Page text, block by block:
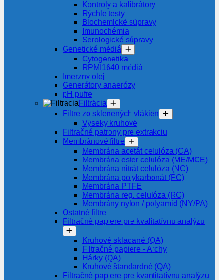
Kontroly a kalibrátory
Rýchle testy
Biochemické súpravy
Imunochémia
Serologické súpravy
Genetické médiá
Cytogenetika
RPMI1640 médiá
Imerzný olej
Generátory anaerózy
pH pufre
Filtrácia
Filtre zo sklenených vlákien
Výseky kruhové
Filtračné patrony pre extrakciu
Membránové filtre
Membrána acetát celulóza (CA)
Membrána ester celulóza (ME/MCE)
Membrána nitrát celulóza (NC)
Membrána polykarbonát (PC)
Membrána PTFE
Membrána reg. celulóza (RC)
Membrány nylon / polyamid (NY/PA)
Ostatné filtre
Filtračné papiere pre kvalitatívnu analýzu
Kruhové skladané (QA)
Filtračné papiere - Archy
Hárky (QA)
Kruhové štandardné (QA)
Filtračné papiere pre kvantitatívnu analýzu